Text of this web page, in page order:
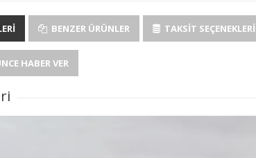
BENZER ÜRÜNLER TAKSIT SEÇENEKLERI
HABER VER